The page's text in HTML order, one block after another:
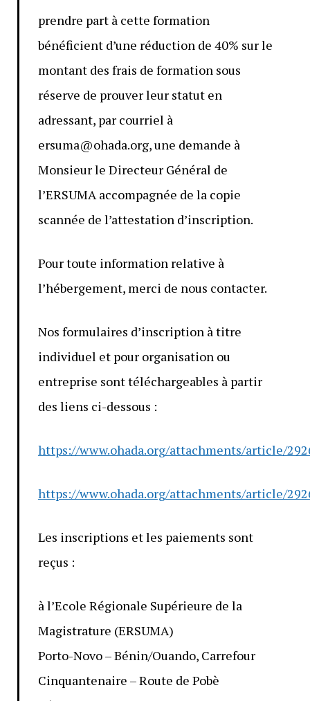
prendre part à cette formation
bénéficient d’une réduction de 40% sur le
montant des frais de formation sous
réserve de prouver leur statut en
adressant, par courriel à
ersuma@ohada.org, une demande à
Monsieur le Directeur Général de
l’ERSUMA accompagnée de la copie
scannée de l’attestation d’inscription.
Pour toute information relative à
l’hébergement, merci de nous contacter.
Nos formulaires d’inscription à titre
individuel et pour organisation ou
entreprise sont téléchargeables à partir
des liens ci-dessous :
https://www.ohada.org/attachments/article/
https://www.ohada.org/attachments/article/
Les inscriptions et les paiements sont
reçus :
à l’Ecole Régionale Supérieure de la
Magistrature (ERSUMA)
Porto-Novo – Bénin/Ouando, Carrefour
Cinquantenaire – Route de Pobè